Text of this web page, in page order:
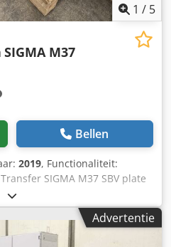
1 / 5
SIGMA M37
Bellen
2019, Functionaliteit:
SIGMA M37 SBV plate
condition. Dsdjzrnfcepfx
API Schmidt-Bretten
Transfer Model: SIGMA
2019 Maximum operating
Advertentie